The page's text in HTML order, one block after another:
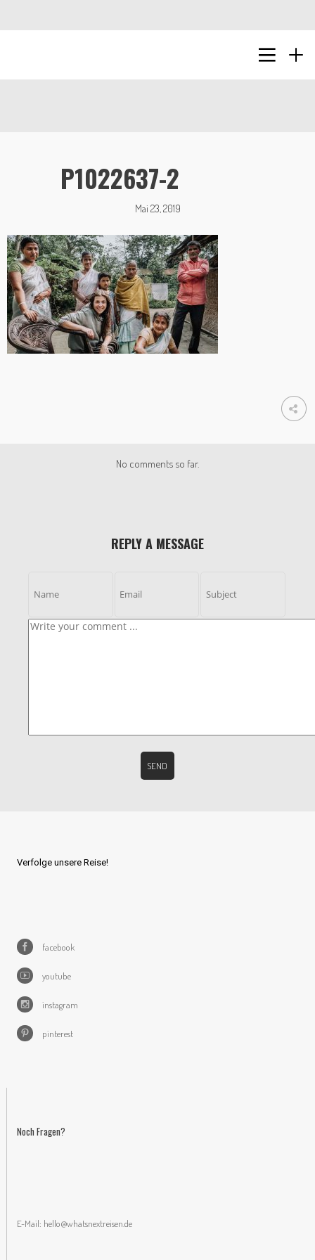
P1022637-2
Mai 23, 2019
No comments so far.
REPLY A MESSAGE
Verfolge unsere Reise!
facebook
youtube
instagram
pinterest
Noch Fragen?
E-Mail: hello@whatsnextreisen.de